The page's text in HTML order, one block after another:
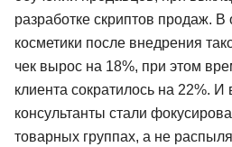
разработке скриптов продаж.
косметики после внедрения
чек вырос на 18%, при этом
клиента сократилось на 22%. И
консультанты стали
товарных группах, а не
4brain